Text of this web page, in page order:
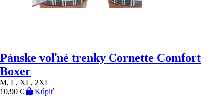
Pánske voľné trenky Cornette Comfort
Boxer
M, L, XL, 2XL
10,90 €
Kúpiť